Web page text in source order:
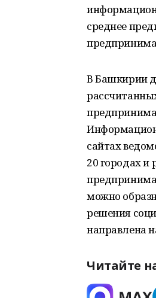
среднее
В Башкирии
сайтах
20 городах
можно
решения
направлена
Читайте